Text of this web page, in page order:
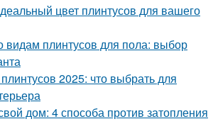
цвет плинтусов для вашего
видам плинтусов для пола: выбор
2025: что выбрать для
дом: 4 способа против затопления